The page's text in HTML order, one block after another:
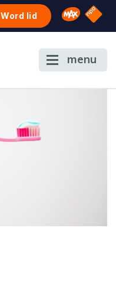
Word lid Omroep
NPO
menu